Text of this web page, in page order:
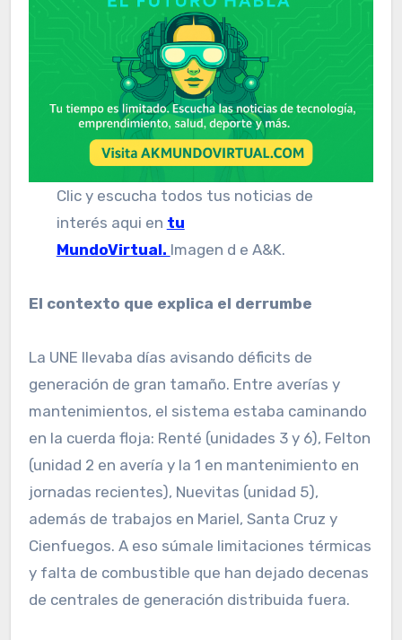
Clic y escucha todos tus noticias de
interés aqui en tu
MundoVirtual. Imagen d e A&K.
El contexto que explica el derrumbe
La UNE llevaba días avisando déficits de
generación de gran tamaño. Entre averías y
mantenimientos, el sistema estaba caminando
en la cuerda floja: Renté (unidades 3 y 6), Felton
(unidad 2 en avería y la 1 en mantenimiento en
jornadas recientes), Nuevitas (unidad 5),
además de trabajos en Mariel, Santa Cruz y
Cienfuegos. A eso súmale limitaciones térmicas
y falta de combustible que han dejado decenas
de centrales de generación distribuida fuera.